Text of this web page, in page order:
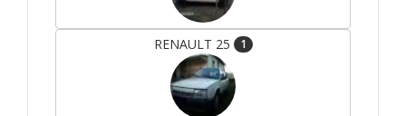
RENAULT 25 1